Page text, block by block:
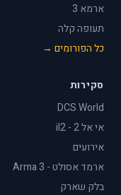
ארמא 3
תעופה קלה
כל הפורומים →
סקירות
DCS World
אי אל 2 - il2
אירועים
ארמד אסולט - Arma 3
בלק שארק